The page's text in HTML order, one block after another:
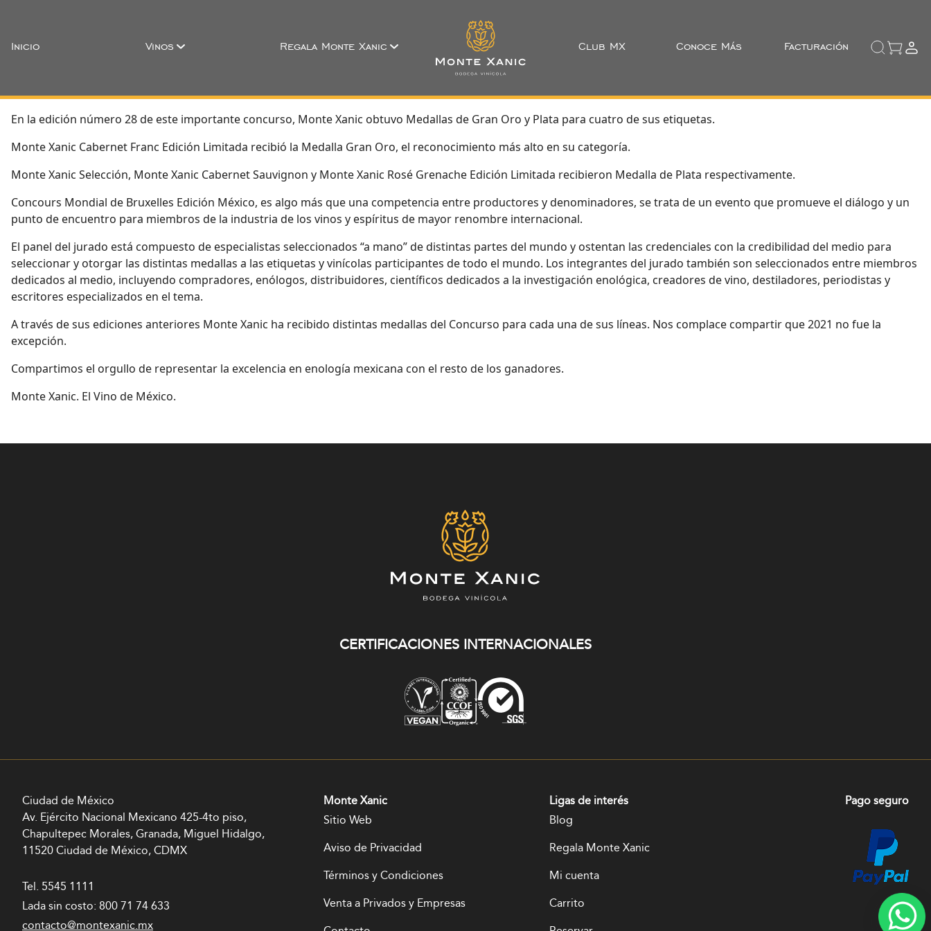
Inicio Vinos Regala Monte Xanic Club MX Conoce Más Facturación
En la edición número 28 de este importante concurso, Monte Xanic obtuvo Medallas de Gran Oro y Plata para cuatro de sus etiquetas.
Monte Xanic Cabernet Franc Edición Limitada recibió la Medalla Gran Oro, el reconocimiento más alto en su categoría.
Monte Xanic Selección, Monte Xanic Cabernet Sauvignon y Monte Xanic Rosé Grenache Edición Limitada recibieron Medalla de Plata respectivamente.
Concours Mondial de Bruxelles Edición México, es algo más que una competencia entre productores y denominadores, se trata de un evento que promueve el diálogo y un
punto de encuentro para miembros de la industria de los vinos y espíritus de mayor renombre internacional.
El panel del jurado está compuesto de especialistas seleccionados “a mano” de distintas partes del mundo y ostentan las credenciales con la credibilidad del medio para
seleccionar y otorgar las distintas medallas a las etiquetas y vinícolas participantes de todo el mundo. Los integrantes del jurado también son seleccionados entre miembros
dedicados al medio, incluyendo compradores, enólogos, distribuidores, científicos dedicados a la investigación enológica, creadores de vino, destiladores, periodistas y
escritores especializados en el tema.
A través de sus ediciones anteriores Monte Xanic ha recibido distintas medallas del Concurso para cada una de sus líneas. Nos complace compartir que 2021 no fue la
excepción.
Compartimos el orgullo de representar la excelencia en enología mexicana con el resto de los ganadores.
Monte Xanic. El Vino de México.
CERTIFICACIONES INTERNACIONALES
Ciudad de México
Av. Ejército Nacional Mexicano 425-4to piso,
Chapultepec Morales, Granada, Miguel Hidalgo,
11520 Ciudad de México, CDMX
Tel. 5545 1111
Lada sin costo: 800 71 74 633
contacto@montexanic.mx
Monte Xanic
Sitio Web
Aviso de Privacidad
Términos y Condiciones
Venta a Privados y Empresas
Ligas de interés
Blog
Regala Monte Xanic
Mi cuenta
Carrito
Pago seguro